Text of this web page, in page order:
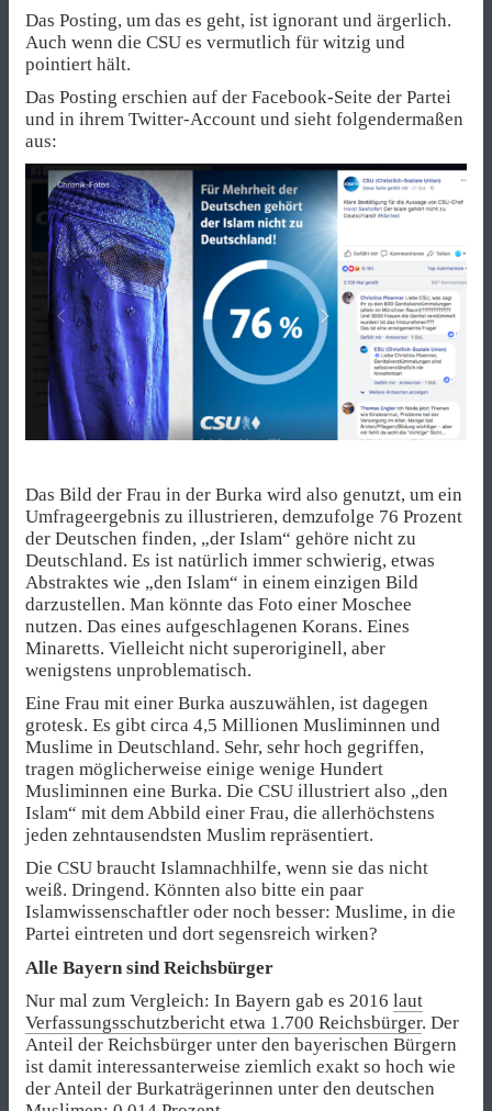
Das Posting, um das es geht, ist ignorant und ärgerlich.
Auch wenn die CSU es vermutlich für witzig und
pointiert hält.
Das Posting erschien auf der Facebook-Seite der Partei
und in ihrem Twitter-Account und sieht folgendermaßen
aus:
Das Bild der Frau in der Burka wird also genutzt, um ein
Umfrageergebnis zu illustrieren, demzufolge 76 Prozent
der Deutschen finden, „der Islam“ gehöre nicht zu
Deutschland. Es ist natürlich immer schwierig, etwas
Abstraktes wie „den Islam“ in einem einzigen Bild
darzustellen. Man könnte das Foto einer Moschee
nutzen. Das eines aufgeschlagenen Korans. Eines
Minaretts. Vielleicht nicht superoriginell, aber
wenigstens unproblematisch.
Eine Frau mit einer Burka auszuwählen, ist dagegen
grotesk. Es gibt circa 4,5 Millionen Musliminnen und
Muslime in Deutschland. Sehr, sehr hoch gegriffen,
tragen möglicherweise einige wenige Hundert
Musliminnen eine Burka. Die CSU illustriert also „den
Islam“ mit dem Abbild einer Frau, die allerhöchstens
jeden zehntausendsten Muslim repräsentiert.
Die CSU braucht Islamnachhilfe, wenn sie das nicht
weiß. Dringend. Könnten also bitte ein paar
Islamwissenschaftler oder noch besser: Muslime, in die
Partei eintreten und dort segensreich wirken?
Alle Bayern sind Reichsbürger
Nur mal zum Vergleich: In Bayern gab es 2016 laut
Verfassungsschutzbericht etwa 1.700 Reichsbürger. Der
Anteil der Reichsbürger unter den bayerischen Bürgern
ist damit interessanterweise ziemlich exakt so hoch wie
der Anteil der Burkaträgerinnen unter den deutschen